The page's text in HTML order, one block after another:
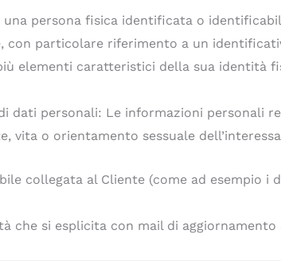
persona fisica identificata o
particolare riferimento a un
elementi caratteristici della sua identità
dati personali: Le informazioni personali
vita o orientamento sessuale
collegata al Cliente (come ad esempio i
che si esplicita con mail di